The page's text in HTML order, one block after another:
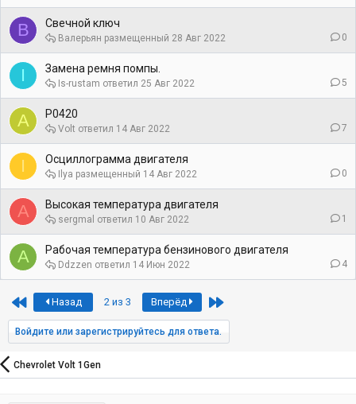
В Свечной ключ
0
28 Авг 2022
Валерьян
I Замена ремня помпы.
5
25 Авг 2022
Is-rustam
A P0420
7
14 Авг 2022
Volt
I Осциллограмма двигателя
0
14 Авг 2022
Ilya
A Высокая температура двигателя
1
10 Авг 2022
sergmal
A Рабочая температура бензинового двигателя
4
14 Июн 2022
Ddzzen
First Назад 2 из 3 Вперёд Last
Войдите или зарегистрируйтесь для ответа.
Chevrolet Volt 1Gen